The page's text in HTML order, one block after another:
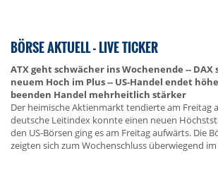
BÖRSE AKTUELL - LIVE TICKER
ATX geht schwächer ins Wochenende --
neuem Hoch im Plus -- US-Handel endet
beenden Handel mehrheitlich stärker
Der heimische Aktienmarkt tendierte am Freitag
deutsche Leitindex konnte einen neuen
den US-Börsen ging es am Freitag aufwärts. Die
zeigten sich zum Wochenschluss überwiegend im